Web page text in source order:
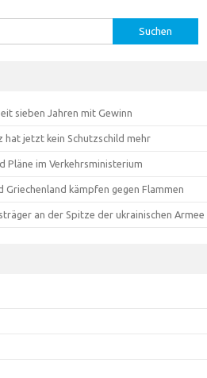
sieben Jahren mit Gewinn
hat jetzt kein Schutzschild mehr
Pläne im Verkehrsministerium
kämpfen gegen Flammen
an der Spitze der ukrainischen Armee